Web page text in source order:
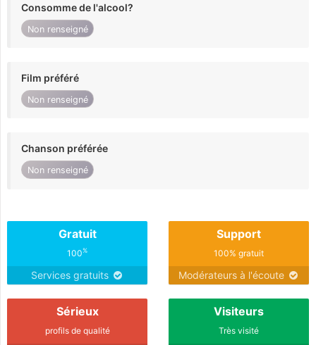
Consomme de l'alcool?
Non renseigné
Film préféré
Non renseigné
Chanson préférée
Non renseigné
Gratuit
100%
Services gratuits
Support
100% gratuit
Modérateurs à l'écoute
Sérieux
profils de qualité
Visiteurs
Très visité